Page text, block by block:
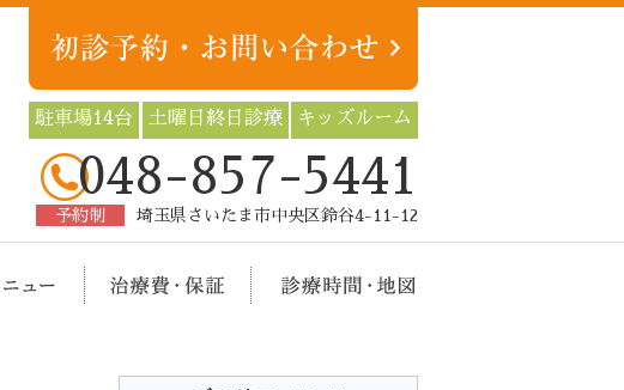
駐車場14台 土曜日終日診療 キッズルーム
048-857-5441
予約制 埼玉県さいたま市中央区鈴谷4-11-12
治療メニュー 治療費・保証